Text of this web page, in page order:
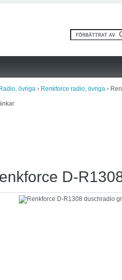
Radio, övriga › Renkforce radio, övriga ›
D-